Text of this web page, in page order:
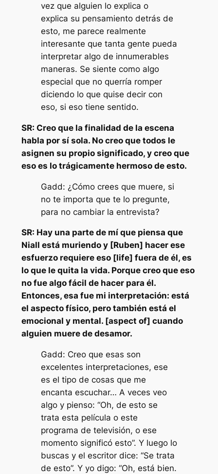
vez que alguien lo explica o
explica su pensamiento detrás de
esto, me parece realmente
interesante que tanta gente pueda
interpretar algo de innumerables
maneras. Se siente como algo
especial que no querría romper
diciendo lo que quise decir con
eso, si eso tiene sentido.
SR: Creo que la finalidad de la escena
habla por sí sola. No creo que todos le
asignen su propio significado, y creo que
eso es lo trágicamente hermoso de esto.
Gadd: ¿Cómo crees que muere, si
no te importa que te lo pregunte,
para no cambiar la entrevista?
SR: Hay una parte de mí que piensa que
Niall está muriendo y [Ruben] hacer ese
esfuerzo requiere eso [life] fuera de él, es
lo que le quita la vida. Porque creo que eso
no fue algo fácil de hacer para él.
Entonces, esa fue mi interpretación: está
el aspecto físico, pero también está el
emocional y mental. [aspect of] cuando
alguien muere de desamor.
Gadd: Creo que esas son
excelentes interpretaciones, ese
es el tipo de cosas que me
encanta escuchar… A veces veo
algo y pienso: “Oh, de esto se
trata esta película o este
programa de televisión, o ese
momento significó esto”. Y luego lo
buscas y el escritor dice: “Se trata
de esto”. Y yo digo: “Oh, está bien.